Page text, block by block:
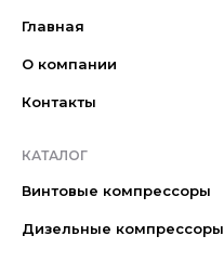
Главная
О компании
Контакты
КАТАЛОГ
Винтовые компрессоры
Дизельные компрессоры